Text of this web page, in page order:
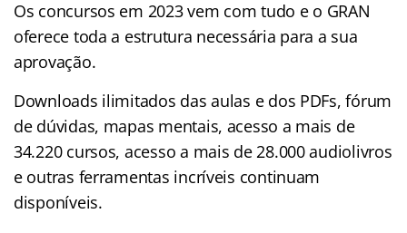
Os concursos em 2023 vem com tudo e o GRAN
oferece toda a estrutura necessária para a sua
aprovação.
Downloads ilimitados das aulas e dos PDFs, fórum
de dúvidas, mapas mentais, acesso a mais de
34.220 cursos, acesso a mais de 28.000 audiolivros
e outras ferramentas incríveis continuam
disponíveis.